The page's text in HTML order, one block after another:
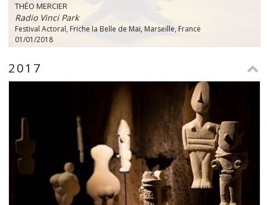
THÉO MERCIER
Radio Vinci Park
Festival Actoral, Friche la Belle de Mai, Marseille, France
01/01/2018
2017